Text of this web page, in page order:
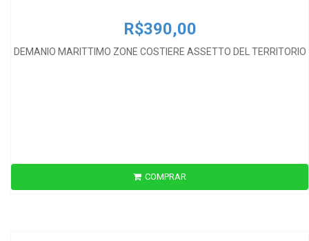
R$390,00
DEMANIO MARITTIMO ZONE COSTIERE ASSETTO DEL TERRITORIO
COMPRAR
R$212,00